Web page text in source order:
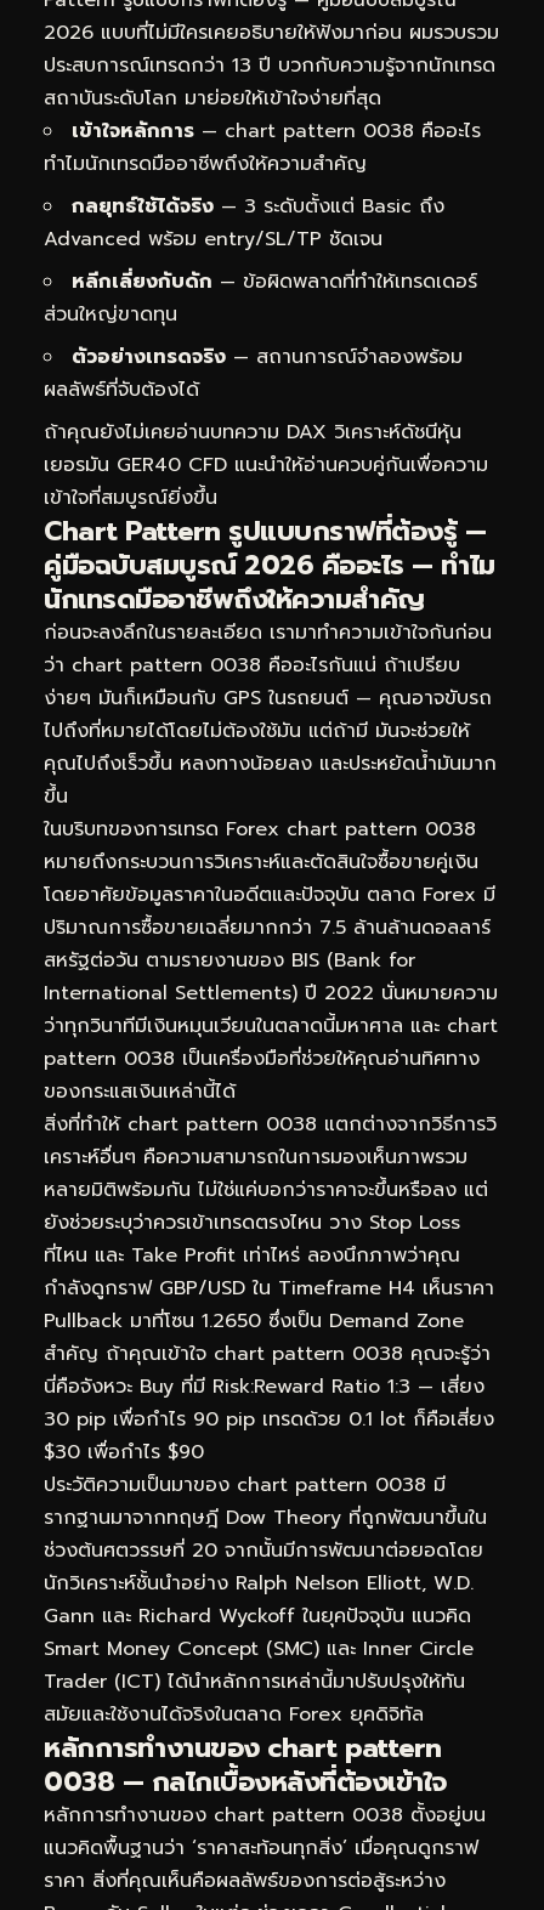
2026 แบบที่ไม่มีใครเคยอธิบายให้ฟังมาก่อน ผมรวบรวม
ประสบการณ์เทรดกว่า 13 ปี บวกกับความรู้จากนักเทรด
สถาบันระดับโลก มาย่อยให้เข้าใจง่ายที่สุด
เข้าใจหลักการ — chart pattern 0038 คืออะไร
ทำไมนักเทรดมืออาชีพถึงให้ความสำคัญ
กลยุทธ์ใช้ได้จริง — 3 ระดับตั้งแต่ Basic ถึง
Advanced พร้อม entry/SL/TP ชัดเจน
หลีกเลี่ยงกับดัก — ข้อผิดพลาดที่ทำให้เทรดเดอร์
ส่วนใหญ่ขาดทุน
ตัวอย่างเทรดจริง — สถานการณ์จำลองพร้อม
ผลลัพธ์ที่จับต้องได้
ถ้าคุณยังไม่เคยอ่านบทความ DAX วิเคราะห์ดัชนีหุ้น
เยอรมัน GER40 CFD แนะนำให้อ่านควบคู่กันเพื่อความ
เข้าใจที่สมบูรณ์ยิ่งขึ้น
Chart Pattern รูปแบบกราฟที่ต้องรู้ —
คู่มือฉบับสมบูรณ์ 2026 คืออะไร — ทำไม
นักเทรดมืออาชีพถึงให้ความสำคัญ
ก่อนจะลงลึกในรายละเอียด เรามาทำความเข้าใจกันก่อน
ว่า chart pattern 0038 คืออะไรกันแน่ ถ้าเปรียบ
ง่ายๆ มันก็เหมือนกับ GPS ในรถยนต์ — คุณอาจขับรถ
ไปถึงที่หมายได้โดยไม่ต้องใช้มัน แต่ถ้ามี มันจะช่วยให้
คุณไปถึงเร็วขึ้น หลงทางน้อยลง และประหยัดน้ำมันมาก
ขึ้น
ในบริบทของการเทรด Forex chart pattern 0038
หมายถึงกระบวนการวิเคราะห์และตัดสินใจซื้อขายคู่เงิน
โดยอาศัยข้อมูลราคาในอดีตและปัจจุบัน ตลาด Forex มี
ปริมาณการซื้อขายเฉลี่ยมากกว่า 7.5 ล้านล้านดอลลาร์
สหรัฐต่อวัน ตามรายงานของ BIS (Bank for
International Settlements) ปี 2022 นั่นหมายความ
ว่าทุกวินาทีมีเงินหมุนเวียนในตลาดนี้มหาศาล และ chart
pattern 0038 เป็นเครื่องมือที่ช่วยให้คุณอ่านทิศทาง
ของกระแสเงินเหล่านี้ได้
สิ่งที่ทำให้ chart pattern 0038 แตกต่างจากวิธีการวิ
เคราะห์อื่นๆ คือความสามารถในการมองเห็นภาพรวม
หลายมิติพร้อมกัน ไม่ใช่แค่บอกว่าราคาจะขึ้นหรือลง แต่
ยังช่วยระบุว่าควรเข้าเทรดตรงไหน วาง Stop Loss
ที่ไหน และ Take Profit เท่าไหร่ ลองนึกภาพว่าคุณ
กำลังดูกราฟ GBP/USD ใน Timeframe H4 เห็นราคา
Pullback มาที่โซน 1.2650 ซึ่งเป็น Demand Zone
สำคัญ ถ้าคุณเข้าใจ chart pattern 0038 คุณจะรู้ว่า
นี่คือจังหวะ Buy ที่มี Risk:Reward Ratio 1:3 — เสี่ยง
30 pip เพื่อกำไร 90 pip เทรดด้วย 0.1 lot ก็คือเสี่ยง
$30 เพื่อกำไร $90
ประวัติความเป็นมาของ chart pattern 0038 มี
รากฐานมาจากทฤษฎี Dow Theory ที่ถูกพัฒนาขึ้นใน
ช่วงต้นศตวรรษที่ 20 จากนั้นมีการพัฒนาต่อยอดโดย
นักวิเคราะห์ชั้นนำอย่าง Ralph Nelson Elliott, W.D.
Gann และ Richard Wyckoff ในยุคปัจจุบัน แนวคิด
Smart Money Concept (SMC) และ Inner Circle
Trader (ICT) ได้นำหลักการเหล่านี้มาปรับปรุงให้ทัน
สมัยและใช้งานได้จริงในตลาด Forex ยุคดิจิทัล
หลักการทำงานของ chart pattern
0038 — กลไกเบื้องหลังที่ต้องเข้าใจ
หลักการทำงานของ chart pattern 0038 ตั้งอยู่บน
แนวคิดพื้นฐานว่า ‘ราคาสะท้อนทุกสิ่ง’ เมื่อคุณดูกราฟ
ราคา สิ่งที่คุณเห็นคือผลลัพธ์ของการต่อสู้ระหว่าง